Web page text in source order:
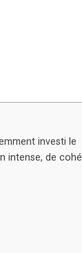
investi le
intense, de